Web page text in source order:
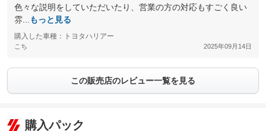
色々な説明をしていただいたり、営業の方の対応もすごく良い
雰...
もっと見る
購入した車種：トヨタハリアー
こち 2025年09月14日
この販売店のレビュー一覧を見る
購入パック